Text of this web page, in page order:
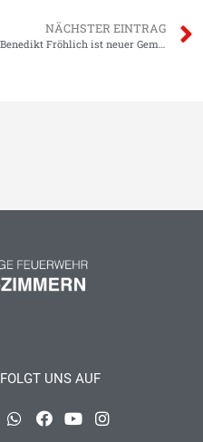
NÄCHSTER EINTRAG
Benedikt Fröhlich ist neuer Gemeindebrandinspektor
FOLGT UNS AUF